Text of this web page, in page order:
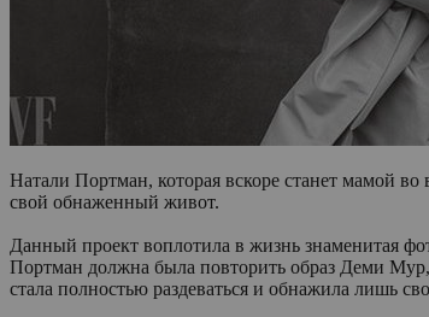
Натали Портман, которая вскоре станет мамой
свой обнаженный живот.
Данный проект воплотила в жизнь знаменитая
Портман должна была повторить образ Деми
стала полностью раздеваться и обнажила лишь